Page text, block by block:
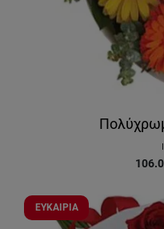
ΕΥΚΑΙΡΙΑ